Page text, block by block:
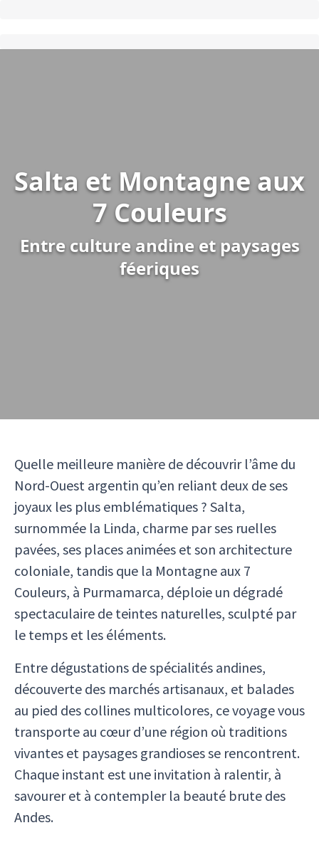
Salta et Montagne aux
7 Couleurs
Entre culture andine et paysages
féeriques
Quelle meilleure manière de découvrir l’âme du
Nord-Ouest argentin qu’en reliant deux de ses
joyaux les plus emblématiques ? Salta,
surnommée la Linda, charme par ses ruelles
pavées, ses places animées et son architecture
coloniale, tandis que la Montagne aux 7
Couleurs, à Purmamarca, déploie un dégradé
spectaculaire de teintes naturelles, sculpté par
le temps et les éléments.
Entre dégustations de spécialités andines,
découverte des marchés artisanaux, et balades
au pied des collines multicolores, ce voyage vous
transporte au cœur d’une région où traditions
vivantes et paysages grandioses se rencontrent.
Chaque instant est une invitation à ralentir, à
savourer et à contempler la beauté brute des
Andes.